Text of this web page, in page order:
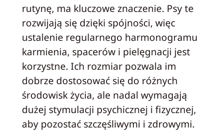
rutynę, ma kluczowe znaczenie. Psy te
rozwijają się dzięki spójności, więc
ustalenie regularnego harmonogramu
karmienia, spacerów i pielęgnacji jest
korzystne. Ich rozmiar pozwala im
dobrze dostosować się do różnych
środowisk życia, ale nadal wymagają
dużej stymulacji psychicznej i fizycznej,
aby pozostać szczęśliwymi i zdrowymi.